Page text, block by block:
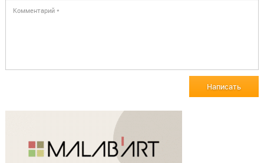
Написать